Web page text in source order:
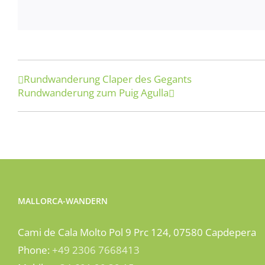
Rundwanderung Claper des Gegants
Rundwanderung zum Puig Agulla
MALLORCA-WANDERN
Cami de Cala Molto Pol 9 Prc 124, 07580 Capdepera
Phone: +49 2306 7668413